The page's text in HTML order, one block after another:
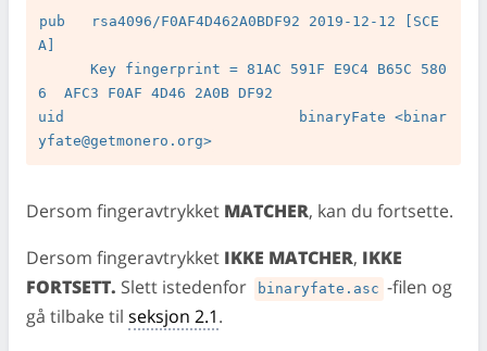
pub   rsa4096/F0AF4D462A0BDF92 2019-12-12 [SCE
A]
      Key fingerprint = 81AC 591F E9C4 B65C 580
6  AFC3 F0AF 4D46 2A0B DF92
uid                           binaryFate <binar
yfate@getmonero.org
Dersom fingeravtrykket MATCHER, kan du fortsette.
Dersom fingeravtrykket IKKE MATCHER, IKKE
FORTSETT. Slett istedenfor binaryfate.asc -filen og
gå tilbake til seksjon 2.1.